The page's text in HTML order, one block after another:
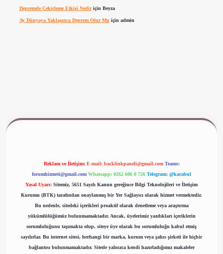
Depremde Çekiçleme Etkisi Nediriçin Beyza
Ay Dünyaya Yaklaşınca Deprem Olur Mu için admin
Reklam ve İletişim: E-mail: backlinkpaneli@gmail.com Teams:
forumhizmeti@gmail.com Whatsapp: 0262 606 0 726 Telegram: @karabul
Yasal Uyarı: Sitemiz, 5651 Sayılı Kanun gereğince Bilgi Teknolojileri ve İletişim
Kurumu (BTK) tarafından onaylanmış bir Yer Sağlayıcı olarak hizmet vermektedir.
Bu nedenle, sitedeki içerikleri proaktif olarak denetleme veya araştırma
yükümlülüğümüz bulunmamaktadır. Ancak, üyelerimiz yazdıkları içeriklerin
sorumluluğunu taşımakta olup, siteye üye olarak bu sorumluluğu kabul etmiş
sayılırlar. Bu internet sitesi, herhangi bir marka, kurum veya şahıs şirketi ile hiçbir
bağlantısı bulunmamaktadır. Sitede yalnızca kendi hazırladığımız makaleler